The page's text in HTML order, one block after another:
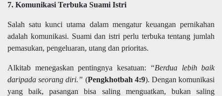
7. Komunikasi Terbuka Suami Istri
Salah satu kunci utama dalam mengatur keuangan pernikahan
adalah komunikasi. Suami dan istri perlu terbuka tentang jumlah
pemasukan, pengeluaran, utang dan prioritas.
Alkitab menegaskan pentingnya kesatuan:
“Berdua lebih baik
daripada seorang diri.” (Pengkhotbah 4:9). Dengan komunikasi
yang baik, pasangan bisa saling menguatkan, bukan saling